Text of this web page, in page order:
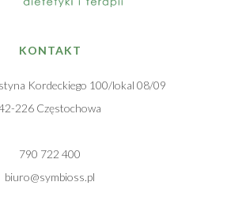
KONTAKT
Kordeckiego 100/lokal 08/09
226 Częstochowa
790 722 400
biuro@symbioss.pl